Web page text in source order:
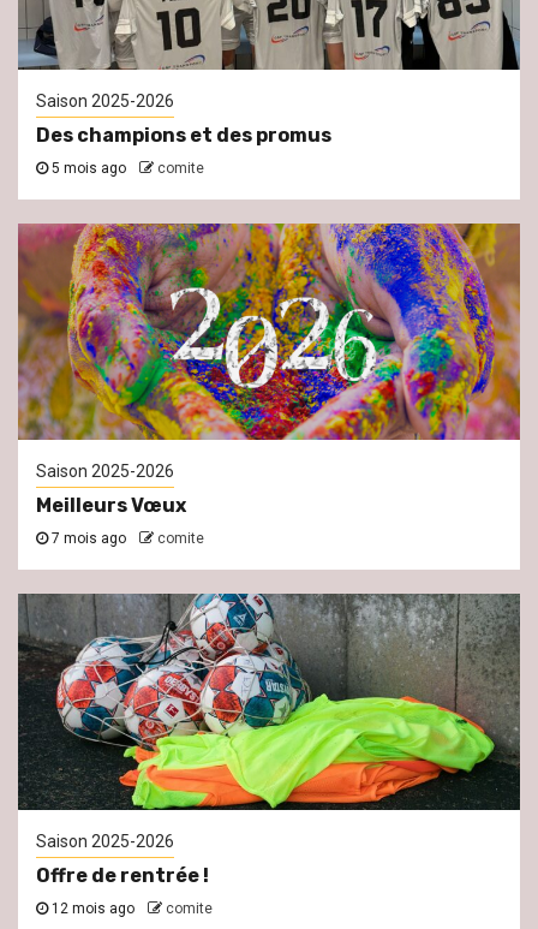
Saison 2025-2026
Des champions et des promus
5 mois ago comite
Saison 2025-2026
Meilleurs Vœux
7 mois ago comite
Saison 2025-2026
Offre de rentrée !
12 mois ago comite